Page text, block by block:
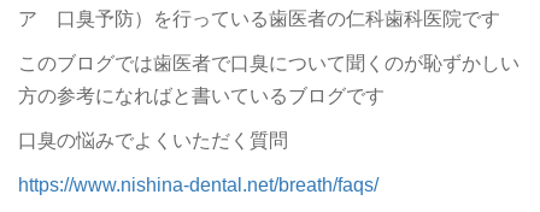
ア 口臭予防）を行っている歯医者の仁科歯科医院です
このブログでは歯医者で口臭について聞くのが恥ずかしい
方の参考になればと書いているブログです
口臭の悩みでよくいただく質問
https://www.nishina-dental.net/breath/faqs/